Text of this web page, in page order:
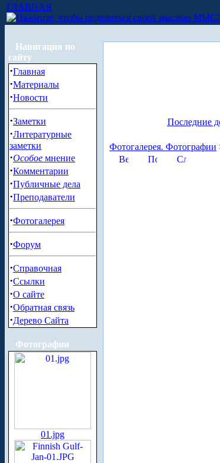
ГЛАВНАЯ
Навигация по
сайту
·Главная
·Материалы
·Новости
·Заметки
·Литературные
заметки
·Особое мнение
·Комментарии
·Публичные дела
·Преподаватели
·Фотогалерея
·Форум
·Справочная
·Ссылки
·О сайте
·Обратная связь
·Дерево Сайта
Фотографии
01.jpg
Последние
Фотогалерея. Фотографии